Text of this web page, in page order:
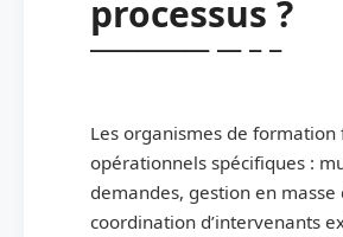
processus ?
Les organismes de formation
opérationnels spécifiques :
demandes, gestion en masse
coordination d’intervenants